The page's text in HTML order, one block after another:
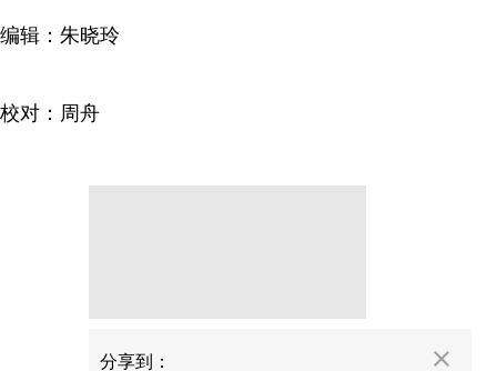
编辑：朱晓玲
校对：周舟
分享到：